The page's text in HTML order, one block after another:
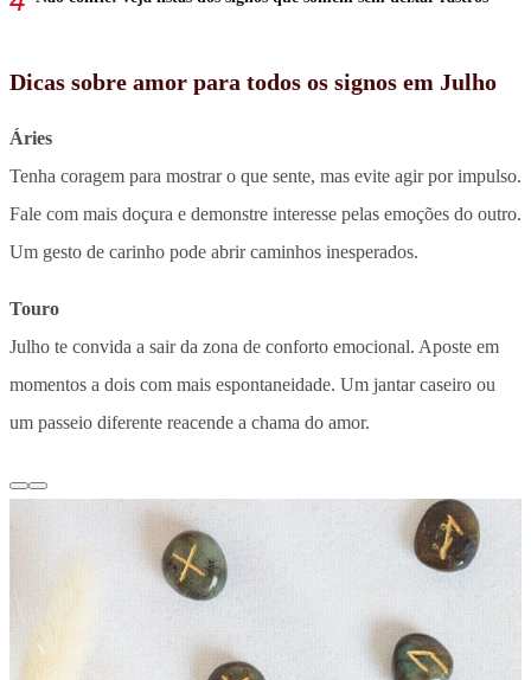
Dicas sobre amor para todos os signos em Julho
Áries
Tenha coragem para mostrar o que sente, mas evite agir por impulso.
Fale com mais doçura e demonstre interesse pelas emoções do outro.
Um gesto de carinho pode abrir caminhos inesperados.
Touro
Julho te convida a sair da zona de conforto emocional. Aposte em
momentos a dois com mais espontaneidade. Um jantar caseiro ou
um passeio diferente reacende a chama do amor.